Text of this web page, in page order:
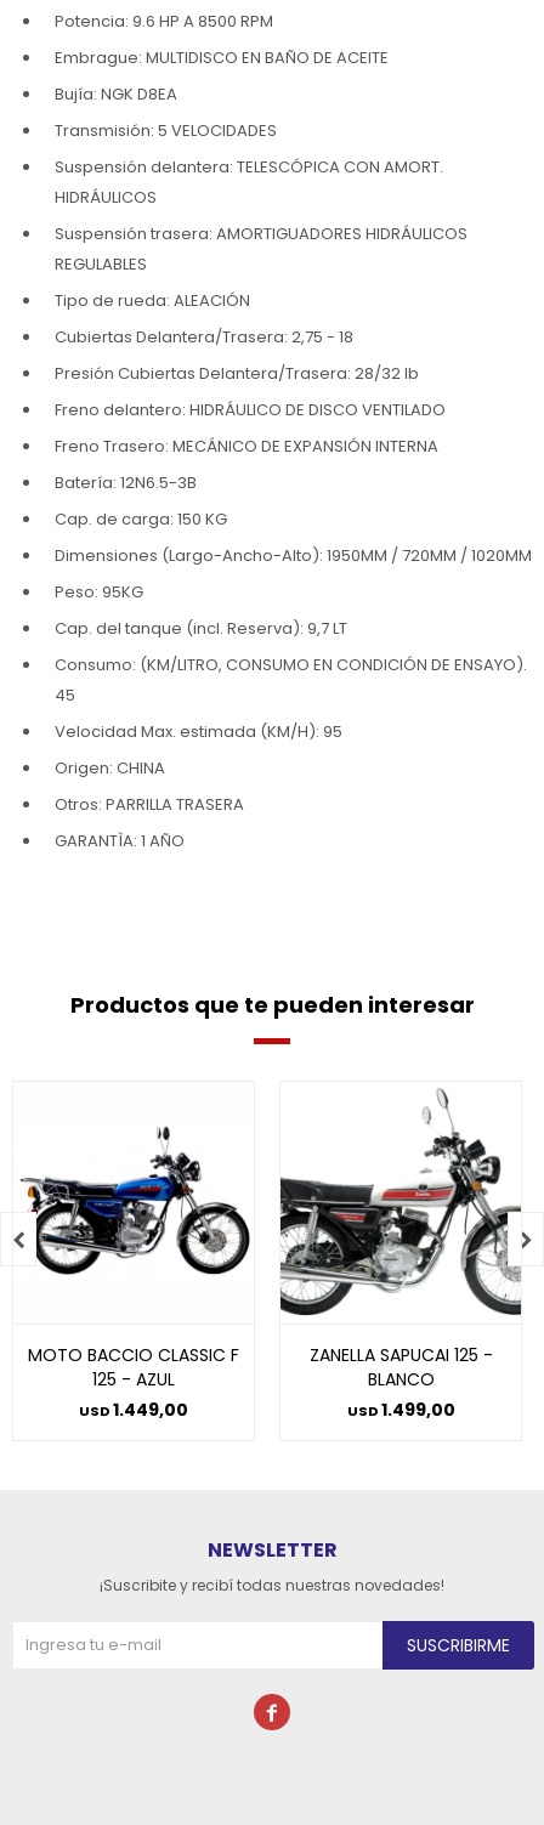
Potencia: 9.6 HP A 8500 RPM
Embrague: MULTIDISCO EN BAÑO DE ACEITE
Bujía: NGK D8EA
Transmisión: 5 VELOCIDADES
Suspensión delantera: TELESCÓPICA CON AMORT.
HIDRÁULICOS
Suspensión trasera: AMORTIGUADORES HIDRÁULICOS
REGULABLES
Tipo de rueda: ALEACIÓN
Cubiertas Delantera/Trasera: 2,75 - 18
Presión Cubiertas Delantera/Trasera: 28/32 lb
Freno delantero: HIDRÁULICO DE DISCO VENTILADO
Freno Trasero: MECÁNICO DE EXPANSIÓN INTERNA
Batería: 12N6.5-3B
Cap. de carga: 150 KG
Dimensiones (Largo-Ancho-Alto): 1950MM / 720MM / 1020MM
Peso: 95KG
Cap. del tanque (incl. Reserva): 9,7 LT
Consumo: (KM/LITRO, CONSUMO EN CONDICIÓN DE ENSAYO).
45
Velocidad Max. estimada (KM/H): 95
Origen: CHINA
Otros: PARRILLA TRASERA
GARANTÌA: 1 AÑO
Productos que te pueden interesar
MOTO BACCIO CLASSIC F
125 - AZUL
USD1.449,00
ZANELLA SAPUCAI 125 -
BLANCO
USD1.499,00
 
NEWSLETTER
¡Suscribite y recibí todas nuestras novedades!
SUSCRIBIRME
